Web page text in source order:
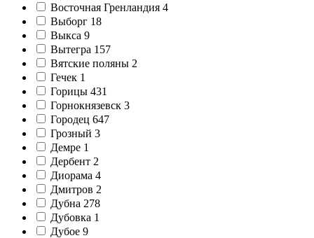
Восточная Гренландия 4
Выборг 18
Выкса 9
Вытегра 157
Вятские поляны 2
Гечек 1
Горицы 431
Горнокнязевск 3
Городец 647
Грозный 3
Демре 1
Дербент 2
Диорама 4
Дмитров 2
Дубна 278
Дубовка 1
Дубое 9